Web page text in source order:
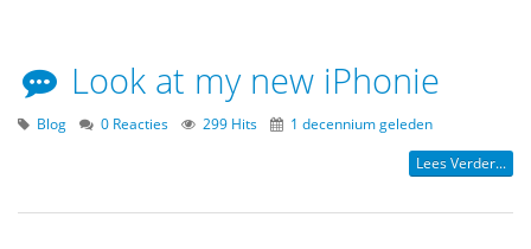
Look at my new iPhonie
Blog 0 Reacties 299 Hits 1 decennium geleden
Lees Verder...